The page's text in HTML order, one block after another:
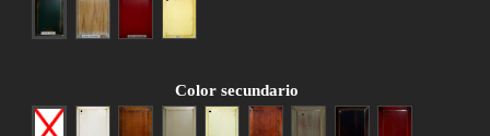
Patina verdeRoble patinado
Color secundario
NingunoBlanco Cerezo anticuario
Gris patinado
Hueso Nogal anticuario
Patina grisPatina negra